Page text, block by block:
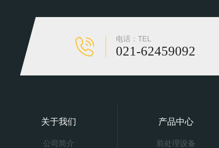
电话：TEL
021-62459092
关于我们
公司简介
产品中心
前处理设备